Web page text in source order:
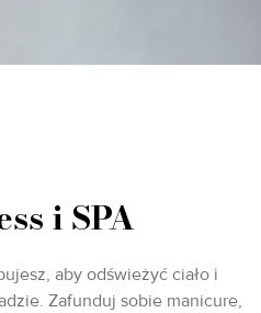
i SPA
aby odświeżyć ciało i
Zafunduj sobie manicure,